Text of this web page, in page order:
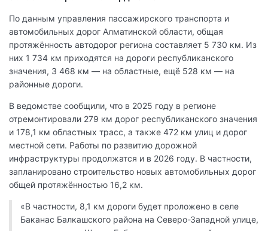
По данным управления пассажирского транспорта и
автомобильных дорог Алматинской области, общая
протяжённость автодорог региона составляет 5 730 км. Из
них 1 734 км приходятся на дороги республиканского
значения, 3 468 км — на областные, ещё 528 км — на
районные дороги.
В ведомстве сообщили, что в 2025 году в регионе
отремонтировали 279 км дорог республиканского значения
и 178,1 км областных трасс, а также 472 км улиц и дорог
местной сети. Работы по развитию дорожной
инфраструктуры продолжатся и в 2026 году. В частности,
запланировано строительство новых автомобильных дорог
общей протяжённостью 16,2 км.
«В частности, 8,1 км дороги будет проложено в селе
Баканас Балкашского района на Северо-Западной улице,